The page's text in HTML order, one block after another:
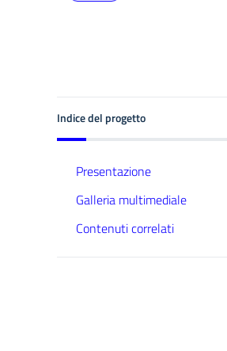
Indice del progetto
Presentazione
Galleria multimediale
Contenuti correlati